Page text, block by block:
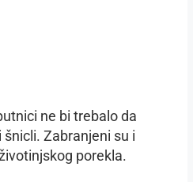
ne bi trebalo da
Zabranjeni su i
porekla.